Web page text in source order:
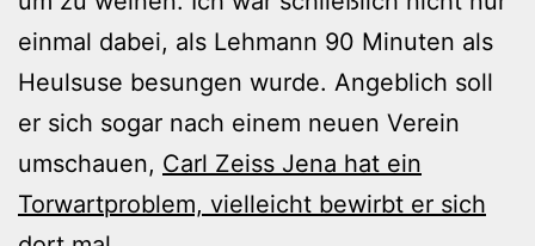
einmal dabei, als Lehmann 90 Minuten als
Heulsuse besungen wurde. Angeblich soll
er sich sogar nach einem neuen Verein
umschauen, Carl Zeiss Jena hat ein
Torwartproblem, vielleicht bewirbt er sich